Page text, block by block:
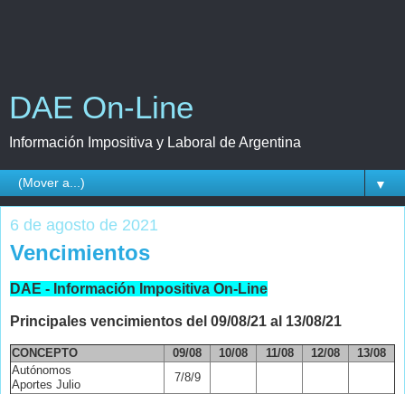
DAE On-Line
Información Impositiva y Laboral de Argentina
▼
6 de agosto de 2021
Vencimientos
DAE - Información Impositiva On-Line
Principales vencimientos del 09/08/21 al 13/08/21
CONCEPTO 09/08 10/08 11/08 12/08
13/08
Autónomos
Aportes Julio
7/8/9